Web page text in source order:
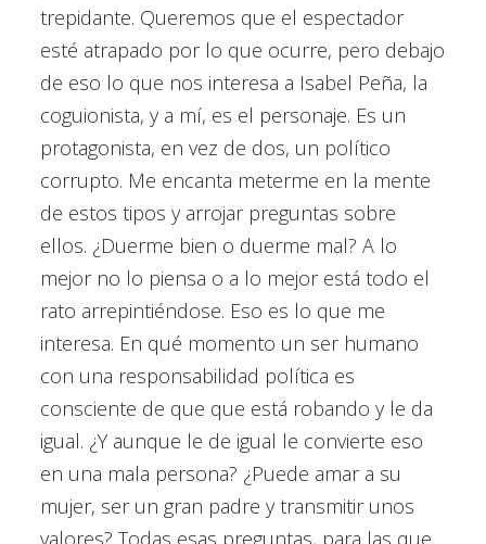
trepidante. Queremos que el espectador
esté atrapado por lo que ocurre, pero debajo
de eso lo que nos interesa a Isabel Peña, la
coguionista, y a mí, es el personaje. Es un
protagonista, en vez de dos, un político
corrupto. Me encanta meterme en la mente
de estos tipos y arrojar preguntas sobre
ellos. ¿Duerme bien o duerme mal? A lo
mejor no lo piensa o a lo mejor está todo el
rato arrepintiéndose. Eso es lo que me
interesa. En qué momento un ser humano
con una responsabilidad política es
consciente de que que está robando y le da
igual. ¿Y aunque le de igual le convierte eso
en una mala persona? ¿Puede amar a su
mujer, ser un gran padre y transmitir unos
valores? Todas esas preguntas, para las que